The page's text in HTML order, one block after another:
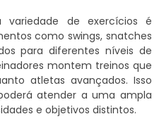
de exercícios é
como swings, snatches
para diferentes níveis de
montem treinos que
atletas avançados. Isso
atender a uma ampla
e objetivos distintos.